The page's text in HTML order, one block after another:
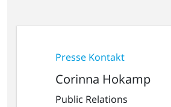
Presse Kontakt
Corinna Hokamp
Public Relations